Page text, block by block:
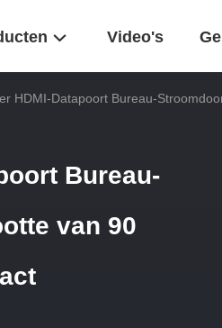
Video's
HDMI-Datapoort Bureau-
Bureau-
van 90